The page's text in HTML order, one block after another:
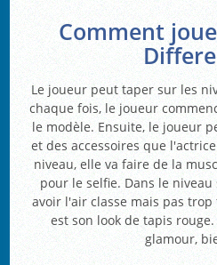
Comment
Le joueur peut taper sur les
chaque fois, le joueur
le modèle. Ensuite, le joueur
et des accessoires que
niveau, elle va faire de la
pour le selfie. Dans le
avoir l'air classe mais pas
est son look de tapis
glamour,